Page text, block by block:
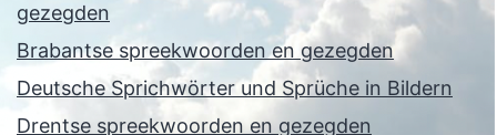
gezegden
Brabantse spreekwoorden en gezegden
Deutsche Sprichwörter und Sprüche in Bildern
Drentse spreekwoorden en gezegden